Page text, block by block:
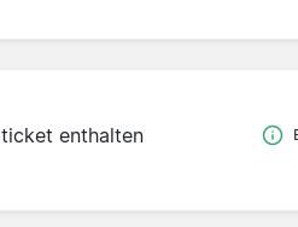
enthalten